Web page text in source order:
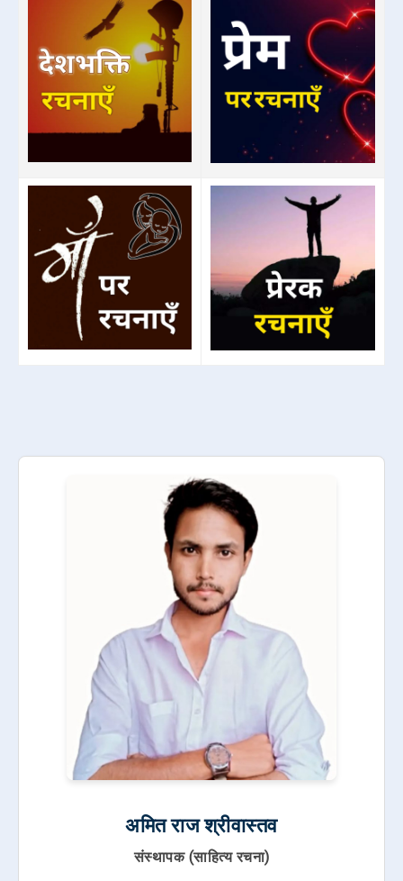
अमित राज श्रीवास्तव
संस्थापक (साहित्य रचना)